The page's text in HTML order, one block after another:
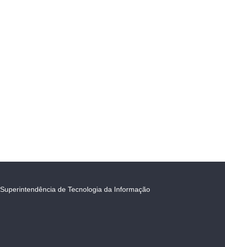
Superintendência de Tecnologia da Informação